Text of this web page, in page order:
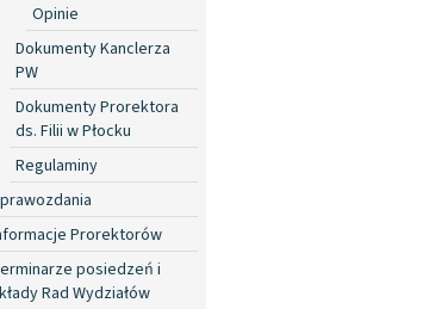
Opinie
Dokumenty Kanclerza
PW
Dokumenty Prorektora
ds. Filii w Płocku
Regulaminy
Prorektorów
posiedzeń i
Rad Wydziałów